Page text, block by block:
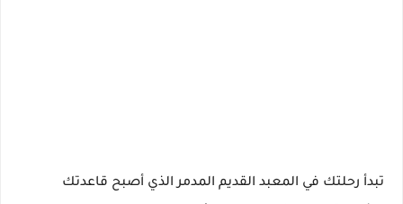
تبدأ رحلتك في المعبد القديم المدمر الذي أصبح قاعدتك